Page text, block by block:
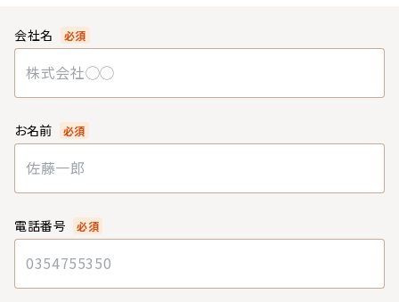
会社名 必須
お名前 必須
電話番号 必須